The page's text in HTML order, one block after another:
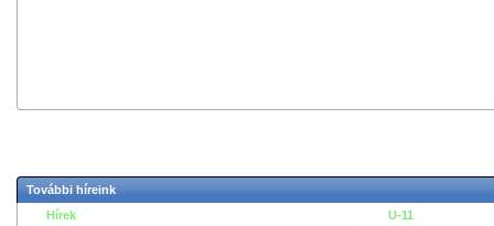
További híreink
Hírek
U-11